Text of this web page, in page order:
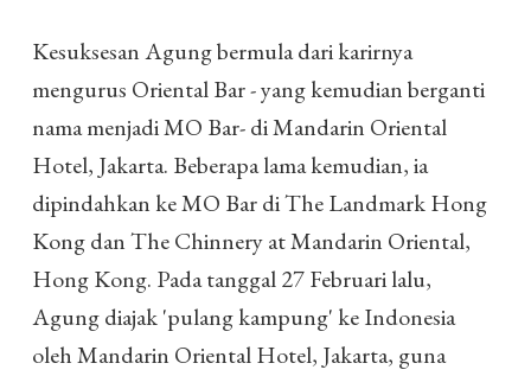
Kesuksesan Agung bermula dari karirnya
mengurus Oriental Bar - yang kemudian berganti
nama menjadi MO Bar- di Mandarin Oriental
Hotel, Jakarta. Beberapa lama kemudian, ia
dipindahkan ke MO Bar di The Landmark Hong
Kong dan The Chinnery at Mandarin Oriental,
Hong Kong. Pada tanggal 27 Februari lalu,
Agung diajak 'pulang kampung' ke Indonesia
oleh Mandarin Oriental Hotel, Jakarta, guna